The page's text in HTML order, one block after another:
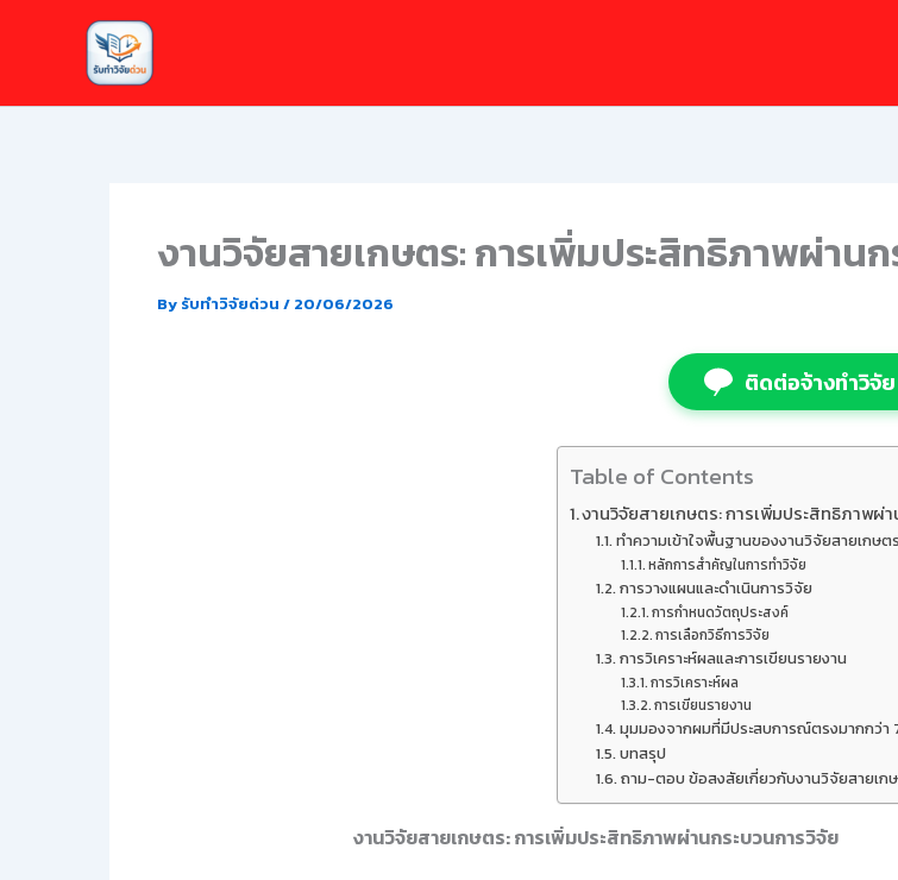
งานวิจัยสายเกษตร: การเพิ่มประสิทธิภาพผ่าน
By รับทำวิจัยด่วน / 20/06/2026
ติดต่อจ้างทำวิจัย
Table of Contents
งานวิจัยสายเกษตร: การเพิ่มประสิทธิภาพผ่า
ทำความเข้าใจพื้นฐานของงานวิจัยสายเกษตร
หลักการสำคัญในการทำวิจัย
การวางแผนและดำเนินการวิจัย
การกำหนดวัตถุประสงค์
การเลือกวิธีการวิจัย
การวิเคราะห์ผลและการเขียนรายงาน
การวิเคราะห์ผล
การเขียนรายงาน
มุมมองจากผมที่มีประสบการณ์ตรงมากกว่า
บทสรุป
ถาม-ตอบ ข้อสงสัยเกี่ยวกับงานวิจัยสายเก
งานวิจัยสายเกษตร: การเพิ่มประสิทธิภาพผ่านกระบวนการวิจัย